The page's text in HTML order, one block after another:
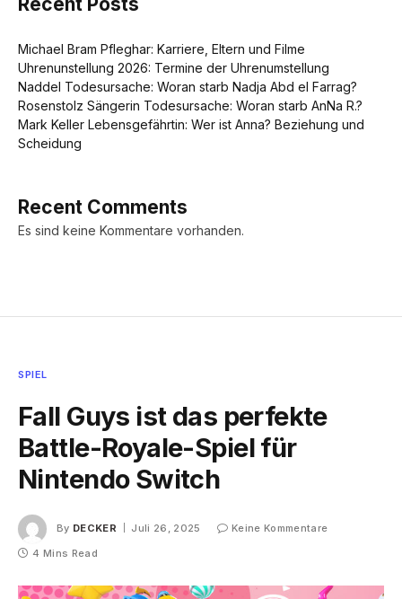
Michael Bram Pfleghar: Karriere, Eltern und Filme
Uhrenunstellung 2026: Termine der Uhrenumstellung
Naddel Todesursache: Woran starb Nadja Abd el Farrag?
Rosenstolz Sängerin Todesursache: Woran starb AnNa R.?
Mark Keller Lebensgefährtin: Wer ist Anna? Beziehung und
Scheidung
Recent Comments
Es sind keine Kommentare vorhanden.
SPIEL
Fall Guys ist das perfekte
Battle-Royale-Spiel für
Nintendo Switch
By DECKER Juli 26, 2025
Keine Kommentare
4 Mins Read